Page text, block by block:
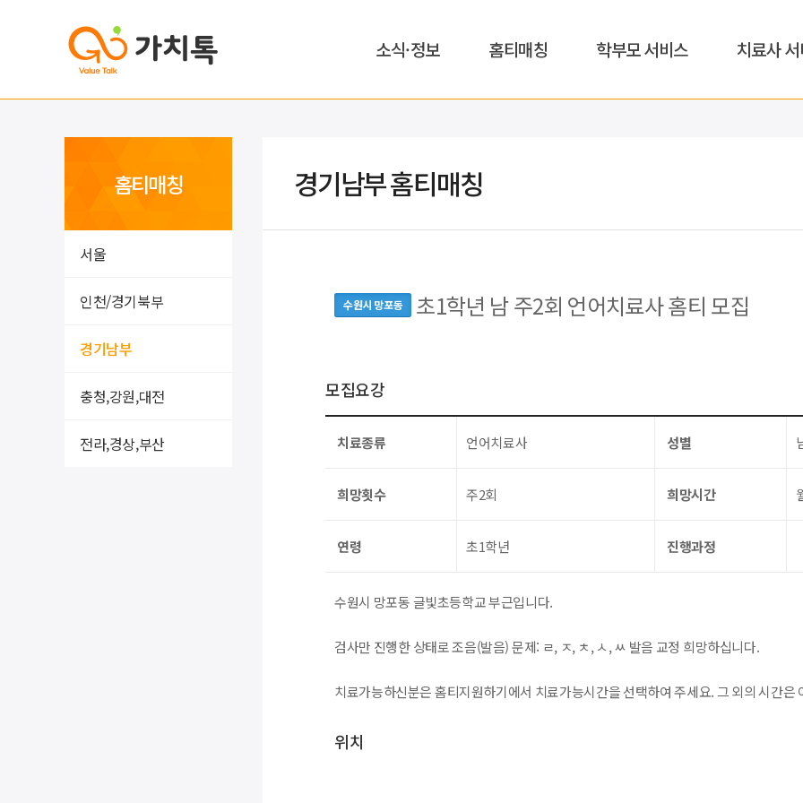
소식·정보 홈티매칭 학부모 서비스 치료사
홈티매칭
서울
인천/경기북부
경기남부
충청,강원,대전
전라,경상,부산
경기남부 홈티매칭
수원시 망포동 초1학년 남 주2회 언어치료사 홈티 모집
모집요강
치료종류 언어치료사 성별
희망횟수 주2회 희망시간
연령 초1학년 진행과정
수원시 망포동 글빛초등학교 부근입니다.
검사만 진행한 상태로 조음(발음) 문제: ㄹ, ㅈ, ㅊ, ㅅ, ㅆ 발음 교정 희망하십니다.
치료가능하신분은 홈티지원하기에서 치료가능시간을 선택하여 주세요. 그 외의 시간은
위치